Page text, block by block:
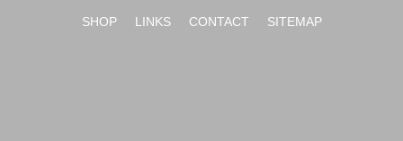
SHOP LINKS CONTACT SITEMAP